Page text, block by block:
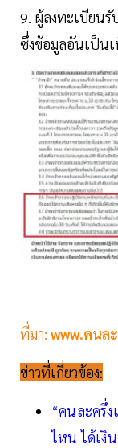
9. ผู้ลงทะเบียนรั
ซึ่งข้อมูลอันเป็น
ที่มา: www.คนล
ข่าวที่เกี่ยวข้อง:
“คนละครึ่
ไหน ได้เงิ